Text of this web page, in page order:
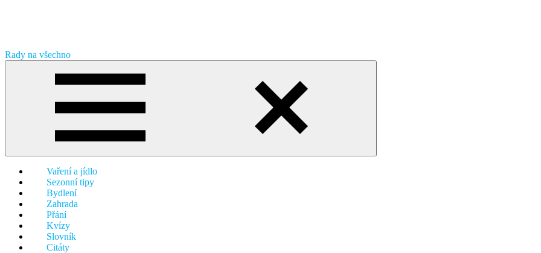
Rady na všechno
jednom
místě.
vaření,
přes
zahradu
Vaření a jídlo
Sezonní tipy
Bydlení
Zahrada
Přání
Kvízy
Slovník
Citáty